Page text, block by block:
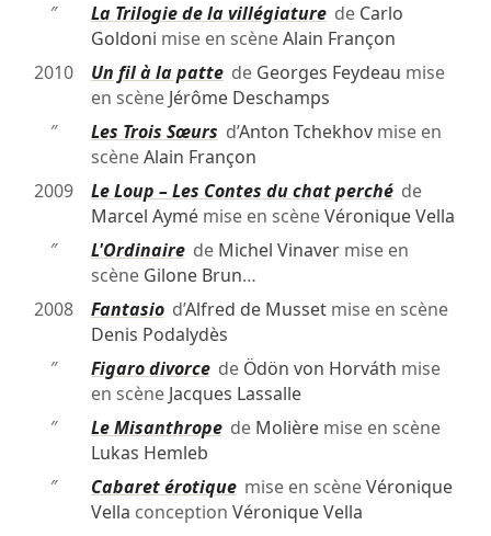
″
La Trilogie de la villégiaturede Carlo
Goldoni mise en scèneAlain Françon
2010
Un fil à la pattede Georges Feydeau mise
en scène Jérôme Deschamps
″
Les Trois Sœurs d’Anton Tchekhovmise en
scèneAlain Françon
2009
Le Loup – Les Contes du chat perchéde
Marcel Aymémise en scèneVéronique Vella
″
L'Ordinairede Michel Vinavermise en
scène Gilone Brun…
2008
Fantasiod’Alfred de Mussetmise en scène
Denis Podalydès
″
Figaro divorcede Ödön von Horváth mise
en scène Jacques Lassalle
″
Le Misanthropede Molièremise en scène
Lukas Hemleb
″
Cabaret érotiquemise en scèneVéronique
Vella conception Véronique Vella